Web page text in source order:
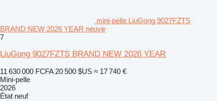
mini-pelle LiuGong 9027FZTS
BRAND NEW 2026 YEAR neuve
7
LiuGong 9027FZTS BRAND NEW 2026 YEAR
11 630 000 FCFA 20 500 $US ≈ 17 740 €
Mini-pelle
2026
État neuf